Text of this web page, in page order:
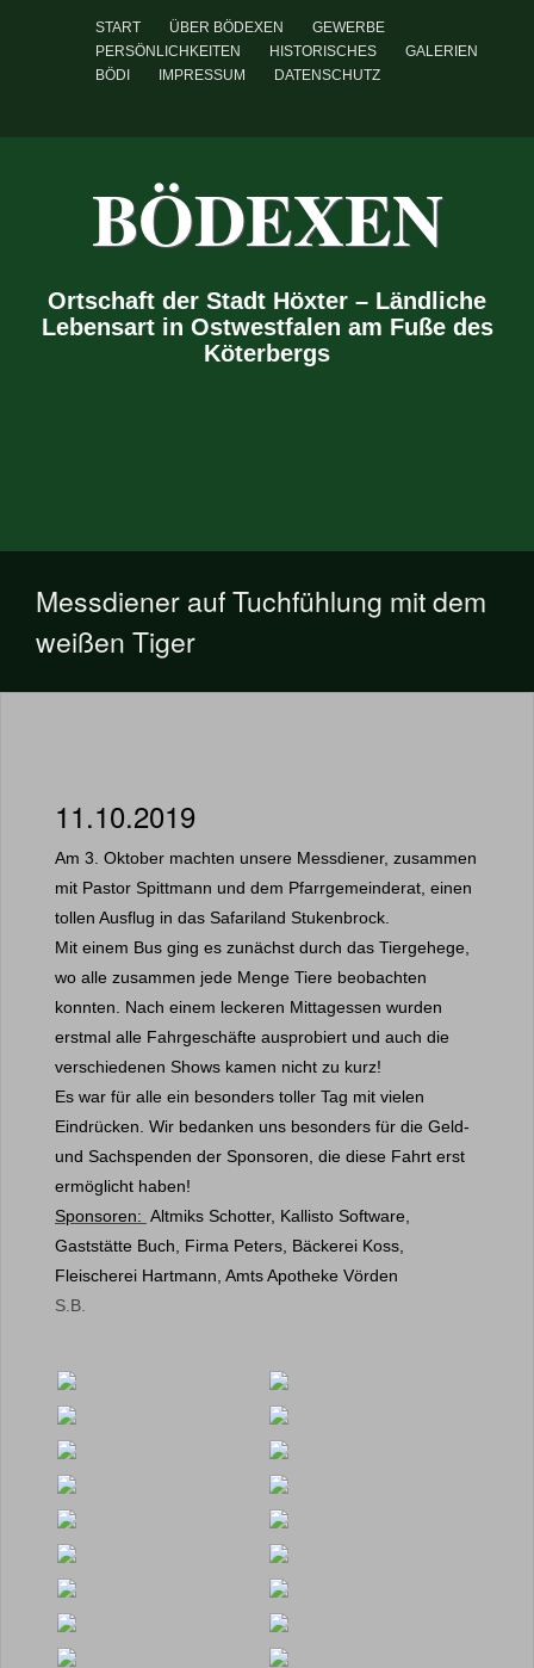
START ÜBER BÖDEXEN
GEWERBE
PERSÖNLICHKEITEN
HISTORISCHES
GALERIEN
BÖDI
IMPRESSUM DATENSCHUTZ
BÖDEXEN
Ortschaft der Stadt Höxter – Ländliche
Lebensart in Ostwestfalen am Fuße des
Köterbergs
Messdiener auf Tuchfühlung mit dem
weißen Tiger
11.10.2019
Am 3. Oktober machten unsere Messdiener, zusammen
mit Pastor Spittmann und dem Pfarrgemeinderat, einen
tollen Ausflug in das Safariland Stukenbrock.
Mit einem Bus ging es zunächst durch das Tiergehege,
wo alle zusammen jede Menge Tiere beobachten
konnten. Nach einem leckeren Mittagessen wurden
erstmal alle Fahrgeschäfte ausprobiert und auch die
verschiedenen Shows kamen nicht zu kurz!
Es war für alle ein besonders toller Tag mit vielen
Eindrücken. Wir bedanken uns besonders für die Geld-
und Sachspenden der Sponsoren, die diese Fahrt erst
ermöglicht haben!
Sponsoren: Altmiks Schotter, Kallisto Software,
Gaststätte Buch, Firma Peters, Bäckerei Koss,
Fleischerei Hartmann, Amts Apotheke Vörden
S.B.